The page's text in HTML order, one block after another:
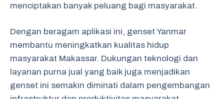
menciptakan banyak peluang bagi masyarakat.
Dengan beragam aplikasi ini, genset Yanmar
membantu meningkatkan kualitas hidup
masyarakat Makassar. Dukungan teknologi dan
layanan purna jual yang baik juga menjadikan
genset ini semakin diminati dalam pengembangan